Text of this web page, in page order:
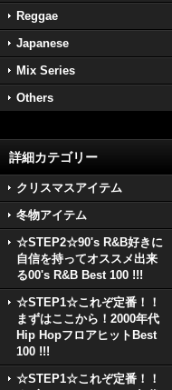
Reggae
Japanese
Mix Series
Others
詳細カテゴリー
クリスマスアイテム
冬物アイテム
☆STEP2☆90's R&B好きに
自信を持ってオススメ出来
る00's R&B Best 100 !!!
☆STEP1☆これぞ定番！！
まずはここから！2000年代
Hip HopフロアヒットBest
100 !!!
☆STEP1☆これぞ定番！！